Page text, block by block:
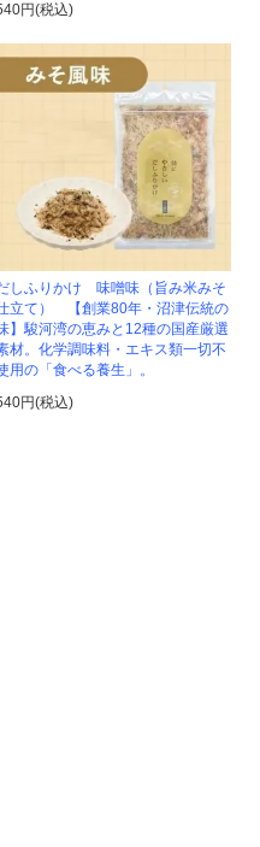
円(税込)
しふりかけ 味噌味（旨み米みそ
立て） 【創業80年・沼津伝統の
】駿河湾の恵みと12種の国産厳選
材。化学調味料・エキス類一切不
用の「食べる養生」。
円(税込)